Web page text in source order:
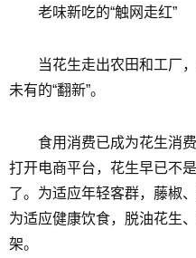
老味新吃的“触网走红”
当花生走出农田和工厂
未有的“翻新”。
食用消费已成为花生消
打开电商平台，花生早已不
了。为适应年轻客群，藤椒
为适应健康饮食，脱油花生
架。